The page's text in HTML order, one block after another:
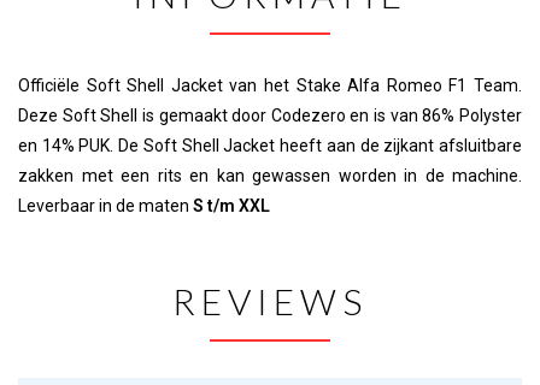
Officiële Soft Shell Jacket van het Stake Alfa Romeo F1 Team.
Deze Soft Shell is gemaakt door Codezero en is van 86% Polyster
en 14% PUK. De Soft Shell Jacket heeft aan de zijkant afsluitbare
zakken met een rits en kan gewassen worden in de machine.
Leverbaar in de maten S t/m XXL
REVIEWS